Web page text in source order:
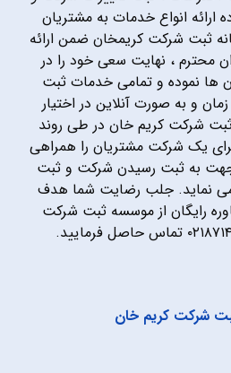
ارائه انواع خدمات به مشتریان
ثبت شرکت کریمخان ضمن ارائه
محترم ، نهایت سعی خود را در
ها نموده و تمامی خدمات ثبت
و به صورت آنلاین در اختیار
شرکت کریم خان در طی روند
یک شرکت مشتریان را همراهی
جهت به ثبت رسیدن شرکت و ثبت
می نماید. جلب رضایت شما هدف
رایگان از موسسه ثبت شرکت
شرکت کریم خان